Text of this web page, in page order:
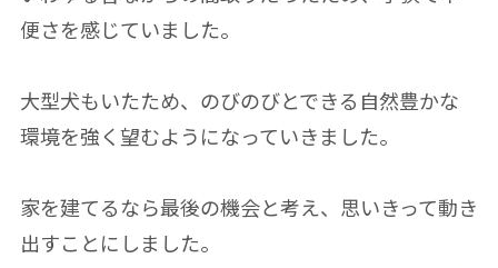
便さを感じていました。
大型犬もいたため、のびのびとできる自然豊かな
環境を強く望むようになっていきました。
家を建てるなら最後の機会と考え、思いきって動き
出すことにしました。